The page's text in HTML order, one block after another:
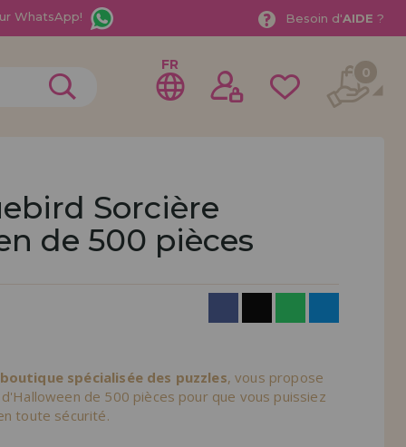
WhatsApp! Besoin d'AIDE ?
en tant que
FR 0
Sorcière
de 500 pièces
spécialisée des puzzles, vous propose
de 500 pièces pour que vous puissiez
toute sécurité.